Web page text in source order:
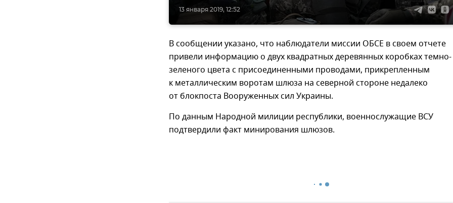
13 января 2019, 12:52
В сообщении указано, что наблюдатели миссии ОБСЕ в своем отчете
привели информацию о двух квадратных деревянных коробках темно-
зеленого цвета с присоединенными проводами, прикрепленным
к металлическим воротам шлюза на северной стороне недалеко
от блокпоста Вооруженных сил Украины.
По данным Народной милиции республики, военнослужащие ВСУ
подтвердили факт минирования шлюзов.